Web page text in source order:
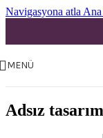
Navigasyona atla
MENÜ
Adsız